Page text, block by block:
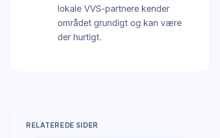
lokale VVS-partnere kender
området grundigt og kan være
der hurtigt.
RELATEREDE SIDER